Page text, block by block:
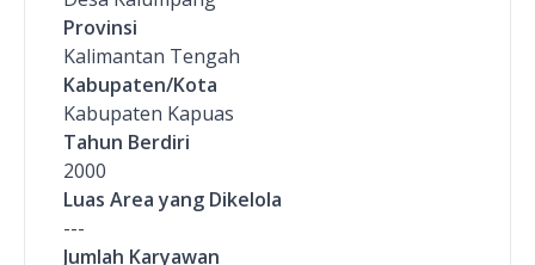
Provinsi
Kalimantan Tengah
Kabupaten/Kota
Kabupaten Kapuas
Tahun Berdiri
2000
Luas Area yang Dikelola
---
Jumlah Karyawan